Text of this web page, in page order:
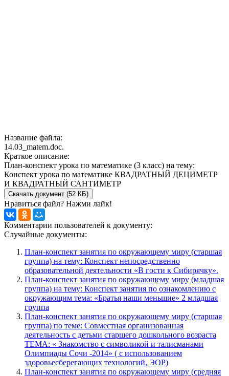
Название файла:
14.03_matem.doc.
Краткое описание:
План-конспект урока по математике (3 класс) на тему:
Конспект урока по математике КВАДРАТНЫЙ ДЕЦИМЕТР
И КВАДРАТНЫЙ САНТИМЕТР
Скачать документ (52 КБ)
Нравиться файл? Нажми лайк!
Комментарии пользователей к документу:
Случайные документы:
План-конспект занятия по окружающему миру (старшая
группа) на тему: Конспект непосредственно
образовательной деятельности «В гости к Сибирячку».
План-конспект занятия по окружающему миру (младшая
группа) на тему: Конспект занятия по ознакомлению с
окружающим тема: «Братья наши меньшие» 2 младшая
группа
План-конспект занятия по окружающему миру (старшая
группа) по теме: Совместная организованная
деятельность с детьми старшего дошкольного возраста
ТЕМА: « Знакомство с символикой и талисманами
Олимпиады Сочи -2014» ( с использованием
здоровьесберегающих технологий, ЭОР)
План-конспект занятия по окружающему миру (средняя